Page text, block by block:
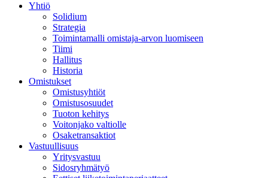
Yhtiö
Solidium
Strategia
Toimintamalli omistaja-arvon luomiseen
Tiimi
Hallitus
Historia
Omistukset
Omistusyhtiöt
Omistusosuudet
Tuoton kehitys
Voitonjako valtiolle
Osaketransaktiot
Vastuullisuus
Yritysvastuu
Sidosryhmätyö